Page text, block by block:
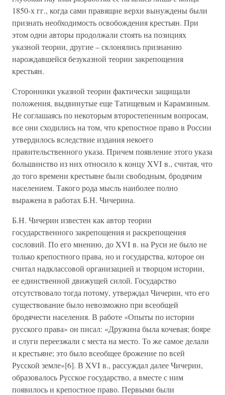
1850-х гг., когда сами правящие верхи вынуждены были
признать необходимость освобождения крестьян. При
этом одни авторы продолжали стоять на позициях
указной теории, другие – склонялись признанию
нарождавшейся безуказной теории закрепощения
крестьян.
Сторонники указной теории фактически защищали
положения, выдвинутые еще Татищевым и Карамзиным.
Не соглашаясь по некоторым второстепенным вопросам,
все они сходились на том, что крепостное право в России
утвердилось вследствие издания некоего
правительственного указа. Причем появление этого указа
большинство из них относило к концу XVI в., считая, что
до того времени крестьяне были свободным, бродячим
населением. Такого рода мысль наиболее полно
выражена в работах Б.Н. Чичерина.
Б.Н. Чичерин известен как автор теории
государственного закрепощения и раскрепощения
сословий. По его мнению, до XVI в. на Руси не было не
только крепостного права, но и государства, которое он
считал надклассовой организацией и творцом истории,
ее единственной движущей силой. Государство
отсутствовало тогда потому, утверждал Чичерин, что его
существование было невозможно при всеобщей
бродячести населения. В работе «Опыты по истории
русского права» он писал: «Дружина была кочевая; бояре
и слуги переезжали с места на место. То же самое делали
и крестьяне; это было всеобщее брожение по всей
Русской земле»[6]. В XVI в., рассуждал далее Чичерин,
образовалось Русское государство, а вместе с ним
появилось и крепостное право. Первыми были